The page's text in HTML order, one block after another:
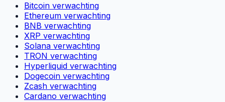
Bitcoin verwachting
Ethereum verwachting
BNB verwachting
XRP verwachting
Solana verwachting
TRON verwachting
Hyperliquid verwachting
Dogecoin verwachting
Zcash verwachting
Cardano verwachting